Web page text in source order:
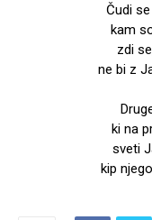
Čudi
kam
zdi
ne bi z
ki na
sveti
kip